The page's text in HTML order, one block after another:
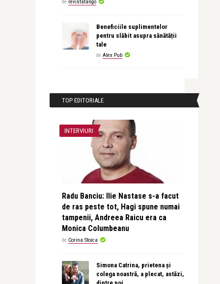
de revistatango
Beneficiile suplimentelor
pentru slăbit asupra sănătății
tale
de Alex Pub
TOP EDITORIALE
INTERVIURI
Radu Banciu: Ilie Nastase s-a facut
de ras peste tot, Hagi spune numai
tampenii, Andreea Raicu era ca
Monica Columbeanu
de Corina Stoica
Simona Catrina, prietena și
colega noastră, a plecat, astăzi,